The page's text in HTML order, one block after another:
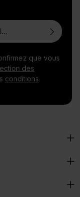
que vous
des
conditions